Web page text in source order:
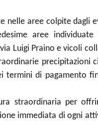
nelle aree colpite dagli
aree individuate
Luigi Praino e vicoli
precipitazioni
termini di pagamento
straordinaria per
immediata di ogni